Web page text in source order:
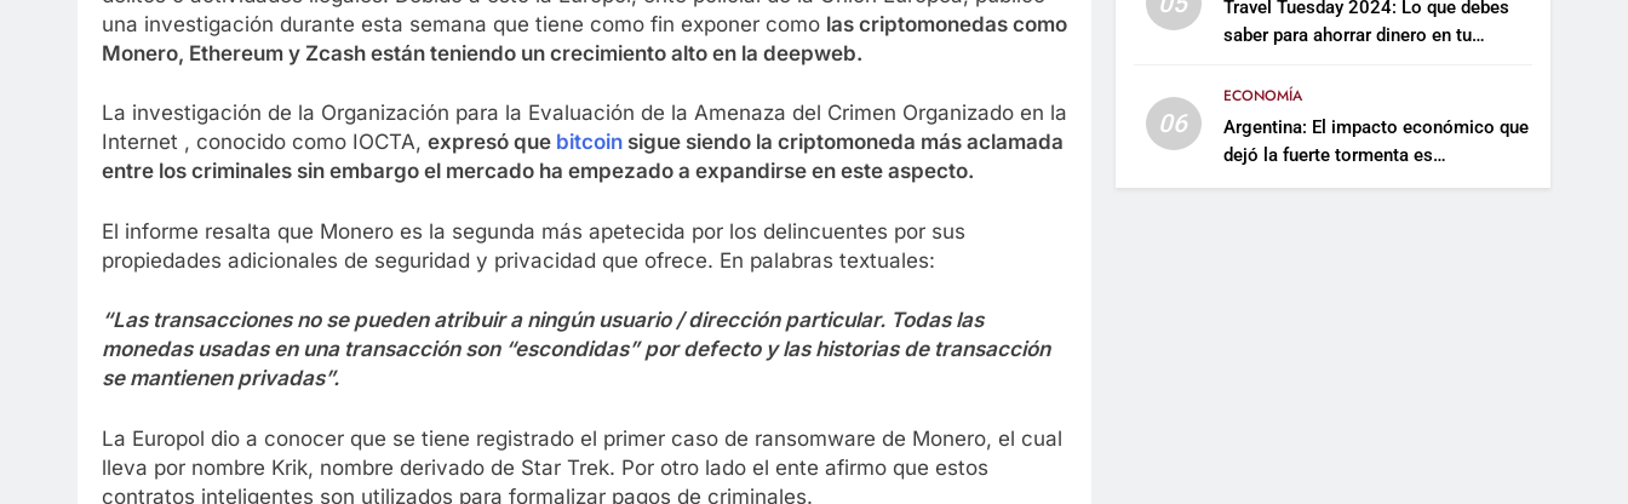
una investigación durante esta semana que tiene como fin exponer como las criptomonedas como
Monero, Ethereum y Zcash están teniendo un crecimiento alto en la deepweb.
La investigación de la Organización para la Evaluación de la Amenaza del Crimen Organizado en la
Internet , conocido como IOCTA, expresó que bitcoin sigue siendo la criptomoneda más aclamada
entre los criminales sin embargo el mercado ha empezado a expandirse en este aspecto.
El informe resalta que Monero es la segunda más apetecida por los delincuentes por sus
propiedades adicionales de seguridad y privacidad que ofrece. En palabras textuales:
“Las transacciones no se pueden atribuir a ningún usuario / dirección particular. Todas las
monedas usadas en una transacción son “escondidas” por defecto y las historias de transacción
se mantienen privadas”.
La Europol dio a conocer que se tiene registrado el primer caso de ransomware de Monero, el cual
lleva por nombre Krik, nombre derivado de Star Trek. Por otro lado el ente afirmo que estos
contratos inteligentes son utilizados para formalizar pagos de criminales.
Travel Tuesday 2024: Lo que debes
saber para ahorrar dinero en tu
06
ECONOMÍA
Argentina: El impacto económico que
dejó la fuerte tormenta es
incalculable